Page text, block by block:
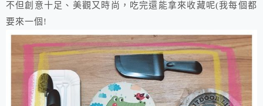
不但創意十足、美觀又時尚，吃完還能拿來收藏呢(我每個都
要來一個!